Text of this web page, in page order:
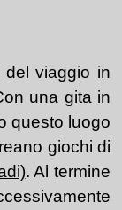
del viaggio in
una gita in
questo luogo
giochi di
. Al termine